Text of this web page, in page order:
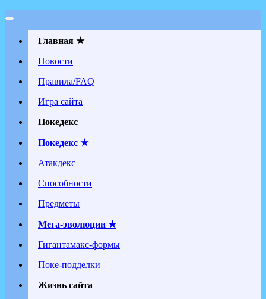
Главная ★
Новости
Правила/FAQ
Игра сайта
Покедекс
Покедекс ★
Атакдекс
Способности
Предметы
Мега-эволюции ★
Гигантамакс-формы
Поке-подделки
Жизнь сайта